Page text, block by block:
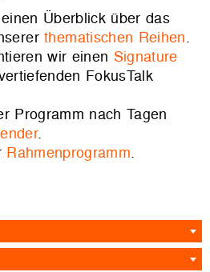
Überblick über das
thematischen Reihen.
wir einen Signature
FokusTalk
Programm nach Tagen
.
Rahmenprogramm.